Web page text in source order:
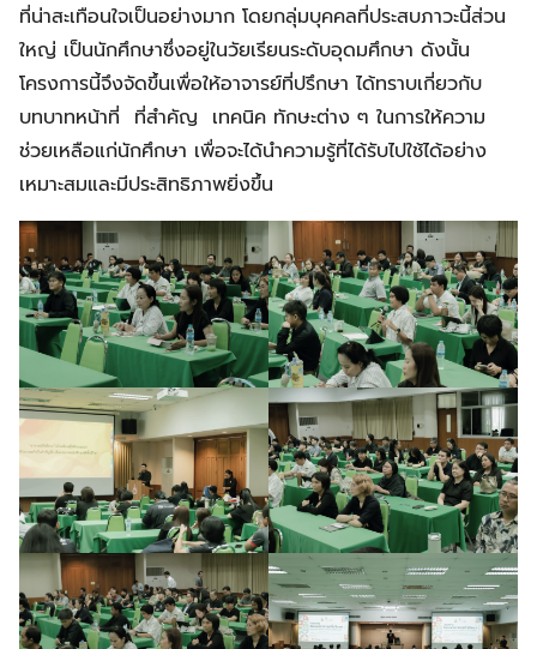
ที่น่าสะเทือนใจเป็นอย่างมาก โดยกลุ่มบุคคลที่ประสบภาวะนี้ส่วน
ใหญ่ เป็นนักศึกษาซึ่งอยู่ในวัยเรียนระดับอุดมศึกษา ดังนั้น
โครงการนี้จึงจัดขึ้นเพื่อให้อาจารย์ที่ปรึกษา ได้ทราบเกี่ยวกับ
บทบาทหน้าที่ ที่สำคัญ เทคนิค ทักษะต่าง ๆ ในการให้ความ
ช่วยเหลือแก่นักศึกษา เพื่อจะได้นำความรู้ที่ได้รับไปใช้ได้อย่าง
เหมาะสมและมีประสิทธิภาพยิ่งขึ้น